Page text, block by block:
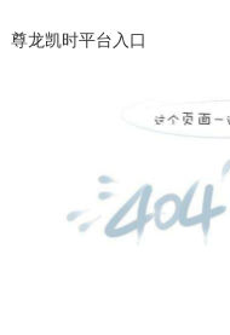
尊龙凯时平台入口